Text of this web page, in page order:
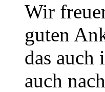
Wir
guten
das auch
auch